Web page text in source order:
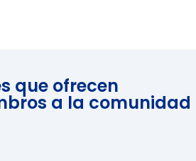
que ofrecen
a la comunidad